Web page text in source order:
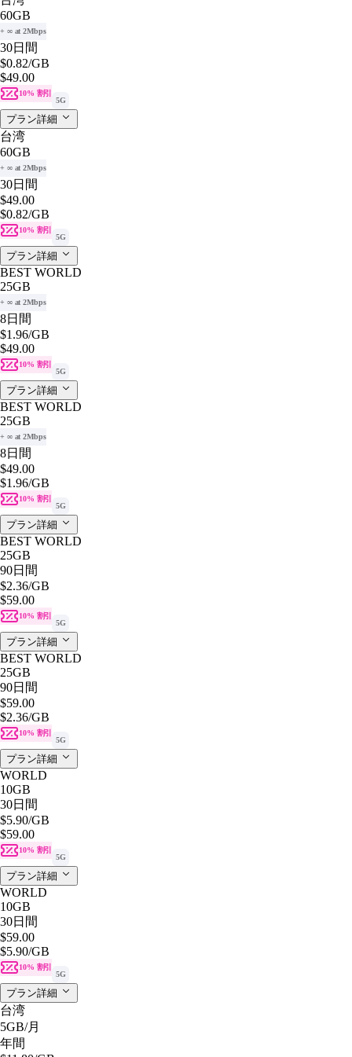
60GB
+ ∞ at 2Mbps
30日間
$0.82/GB
$49.00
10% 割引
5G
プラン詳細
台湾
60GB
+ ∞ at 2Mbps
30日間
$49.00
$0.82/GB
10% 割引
5G
プラン詳細
BEST WORLD
25GB
+ ∞ at 2Mbps
8日間
$1.96/GB
$49.00
10% 割引
5G
プラン詳細
BEST WORLD
25GB
+ ∞ at 2Mbps
8日間
$49.00
$1.96/GB
10% 割引
5G
プラン詳細
BEST WORLD
25GB
90日間
$2.36/GB
$59.00
10% 割引
5G
プラン詳細
BEST WORLD
25GB
90日間
$59.00
$2.36/GB
10% 割引
5G
プラン詳細
WORLD
10GB
30日間
$5.90/GB
$59.00
10% 割引
5G
プラン詳細
WORLD
10GB
30日間
$59.00
$5.90/GB
10% 割引
5G
プラン詳細
台湾
5GB/月
年間